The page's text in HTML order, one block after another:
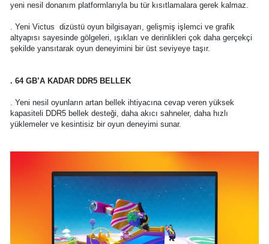
yeni nesil donanım platformlarıyla bu tür kısıtlamalara gerek kalmaz.
. Yeni Victus dizüstü oyun bilgisayarı, gelişmiş işlemci ve grafik
altyapısı sayesinde gölgeleri, ışıkları ve derinlikleri çok daha gerçekçi
şekilde yansıtarak oyun deneyimini bir üst seviyeye taşır.
. 64 GB’A KADAR DDR5 BELLEK
. Yeni nesil oyunların artan bellek ihtiyacına cevap veren yüksek
kapasiteli DDR5 bellek desteği, daha akıcı sahneler, daha hızlı
yüklemeler ve kesintisiz bir oyun deneyimi sunar.